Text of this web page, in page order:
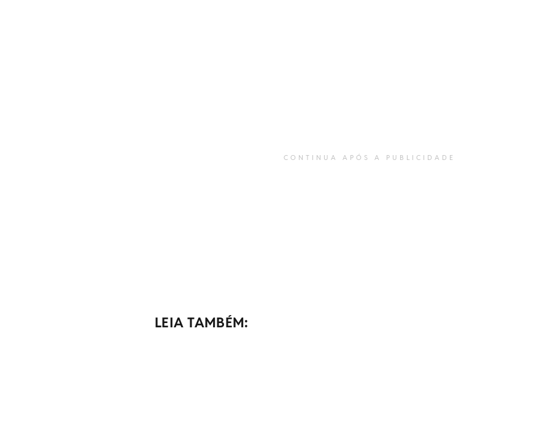
CONTINUA APÓS A PUBLICIDADE
LEIA TAMBÉM: